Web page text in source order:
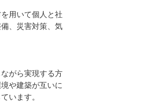
用いて個人と社
、災害対策、気
がら実現する方
や建築が互いに
います。